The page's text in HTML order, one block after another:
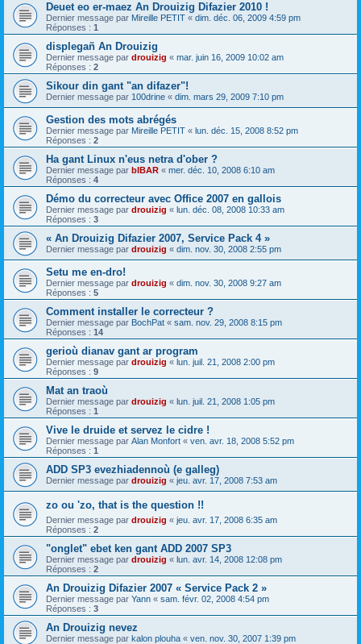
Deuet eo er-maez An Drouizig Difazier 2010 !
Dernier message par Mireille PETIT « dim. déc. 06, 2009 4:59 pm
Réponses : 1
displegañ An Drouizig
Dernier message par drouizig « mar. juin 16, 2009 10:02 am
Réponses : 2
Sikour din gant "an difazer"!
Dernier message par 100drine « dim. mars 29, 2009 7:10 pm
Gestion des mots abrégés
Dernier message par Mireille PETIT « lun. déc. 15, 2008 8:52 pm
Réponses : 2
Ha gant Linux n'eus netra d'ober ?
Dernier message par bIBAR « mer. déc. 10, 2008 6:10 am
Réponses : 4
Démo du correcteur avec Office 2007 en gallois
Dernier message par drouizig « lun. déc. 08, 2008 10:33 am
Réponses : 3
« An Drouizig Difazier 2007, Service Pack 4 »
Dernier message par drouizig « dim. nov. 30, 2008 2:55 pm
Setu me en-dro!
Dernier message par drouizig « dim. nov. 30, 2008 9:27 am
Réponses : 5
Comment installer le correcteur ?
Dernier message par BochPat « sam. nov. 29, 2008 8:15 pm
Réponses : 14
gerioù dianav gant ar program
Dernier message par drouizig « lun. juil. 21, 2008 2:00 pm
Réponses : 9
Mat an traoù
Dernier message par drouizig « lun. juil. 21, 2008 1:05 pm
Réponses : 1
Vive le druide et servez le cidre !
Dernier message par Alan Monfort « ven. avr. 18, 2008 5:52 pm
Réponses : 1
ADD SP3 evezhiadennoù (e galleg)
Dernier message par drouizig « jeu. avr. 17, 2008 7:53 am
zo ou 'zo, that is the question !!
Dernier message par drouizig « jeu. avr. 17, 2008 6:35 am
Réponses : 2
"onglet" ebet ken gant ADD 2007 SP3
Dernier message par drouizig « lun. avr. 14, 2008 12:08 pm
Réponses : 2
An Drouizig Difazier 2007 « Service Pack 2 »
Dernier message par Yann « sam. févr. 02, 2008 4:54 pm
Réponses : 3
An Drouizig nevez
Dernier message par kalon plouha « ven. nov. 30, 2007 1:39 pm